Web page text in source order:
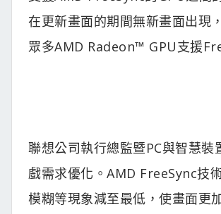
在更新畫面的期間無新畫面出現
眾多AMD Radeon™ GPU支援
聯想公司執行總監暨PC與智慧
戲需求優化。AMD FreeSync技
模糊等現象減至最低，使畫面更